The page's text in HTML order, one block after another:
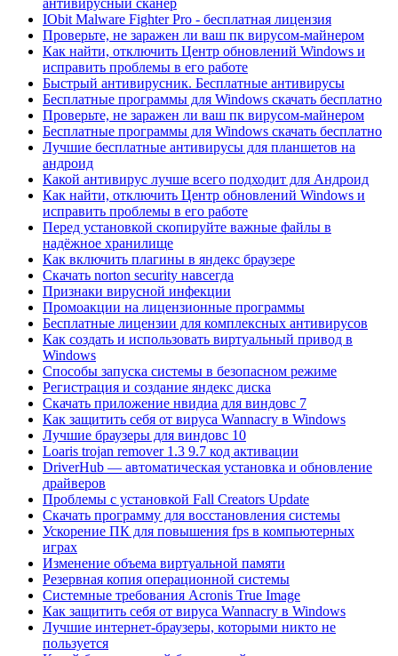
антивирусный сканер
IObit Malware Fighter Pro - бесплатная лицензия
Проверьте, не заражен ли ваш пк вирусом-майнером
Как найти, отключить Центр обновлений Windows и
исправить проблемы в его работе
Быстрый антивирусник. Бесплатные антивирусы
Бесплатные программы для Windows скачать бесплатно
Проверьте, не заражен ли ваш пк вирусом-майнером
Бесплатные программы для Windows скачать бесплатно
Лучшие бесплатные антивирусы для планшетов на
андроид
Какой антивирус лучше всего подходит для Андроид
Как найти, отключить Центр обновлений Windows и
исправить проблемы в его работе
Перед установкой скопируйте важные файлы в
надёжное хранилище
Как включить плагины в яндекс браузере
Скачать norton security навсегда
Признаки вирусной инфекции
Промоакции на лицензионные программы
Бесплатные лицензии для комплексных антивирусов
Как создать и использовать виртуальный привод в
Windows
Способы запуска системы в безопасном режиме
Регистрация и создание яндекс диска
Скачать приложение нвидиа для виндовс 7
Как защитить себя от вируса Wannacry в Windows
Лучшие браузеры для виндовс 10
Loaris trojan remover 1.3 9.7 код активации
DriverHub — автоматическая установка и обновление
драйверов
Проблемы с установкой Fall Creators Update
Скачать программу для восстановления системы
Ускорение ПК для повышения fps в компьютерных
играх
Изменение объема виртуальной памяти
Резервная копия операционной системы
Системные требования Acronis True Image
Как защитить себя от вируса Wannacry в Windows
Лучшие интернет-браузеры, которыми никто не
пользуется